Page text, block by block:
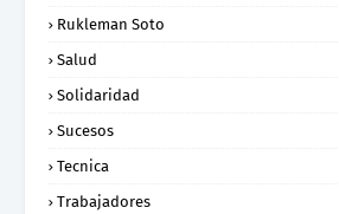
Rukleman Soto
Salud
Solidaridad
Sucesos
Tecnica
Trabajadores